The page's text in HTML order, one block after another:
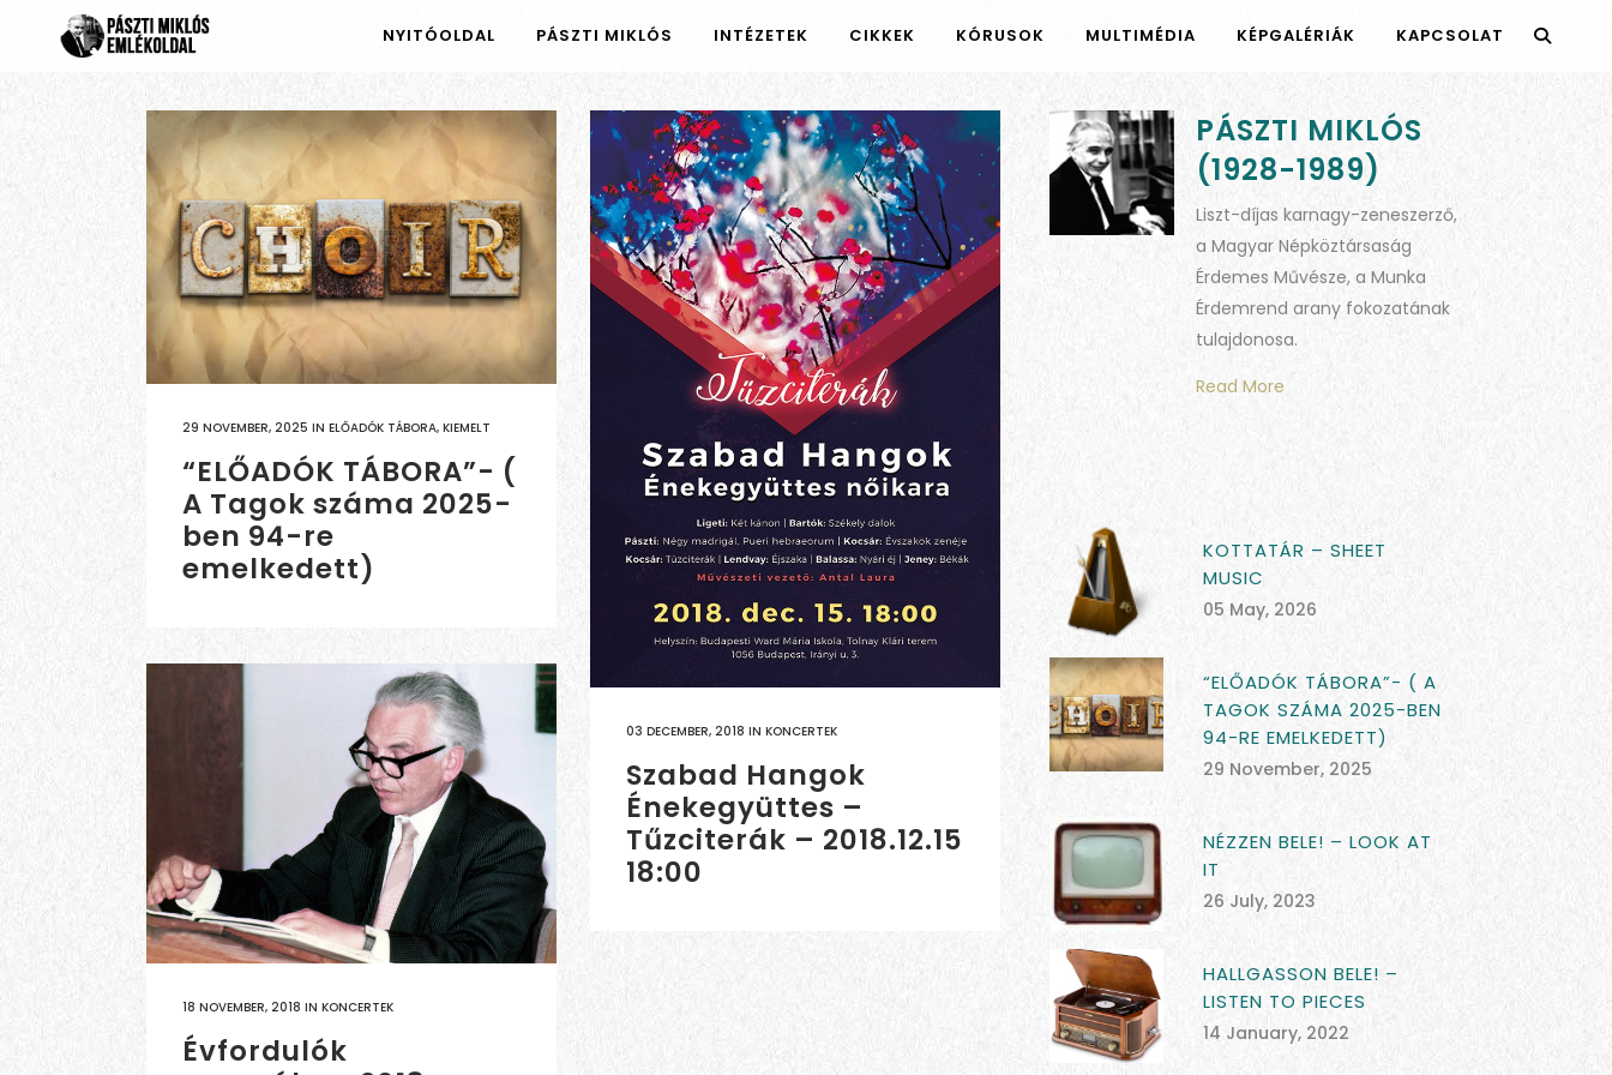
NYITÓOLDAL PÁSZTI MIKLÓS INTÉZETEK CIKKEK KÓRUSOK MULTIMÉDIA KÉPGALÉRIÁK KAPCSOLAT
29 NOVEMBER, 2025 IN ELŐADÓK TÁBORA, KIEMELT
“ELŐADÓK TÁBORA”- (
A Tagok száma 2025-
ben 94-re
emelkedett)
03 DECEMBER, 2018 IN KONCERTEK
Szabad Hangok
Énekegyüttes –
Tűzciterák – 2018.12.15
18:00
18 NOVEMBER, 2018 IN KONCERTEK
Évfordulók
PÁSZTI MIKLÓS
(1928-1989)
Liszt-díjas karnagy-zeneszerző,
a Magyar Népköztársaság
Érdemes Művésze, a Munka
Érdemrend arany fokozatának
tulajdonosa.
Read More
KOTTATÁR – SHEET
MUSIC
05 May, 2026
“ELŐADÓK TÁBORA”- ( A
TAGOK SZÁMA 2025-BEN
94-RE EMELKEDETT)
29 November, 2025
NÉZZEN BELE! – LOOK AT
IT
26 July, 2023
HALLGASSON BELE! –
LISTEN TO PIECES
14 January, 2022